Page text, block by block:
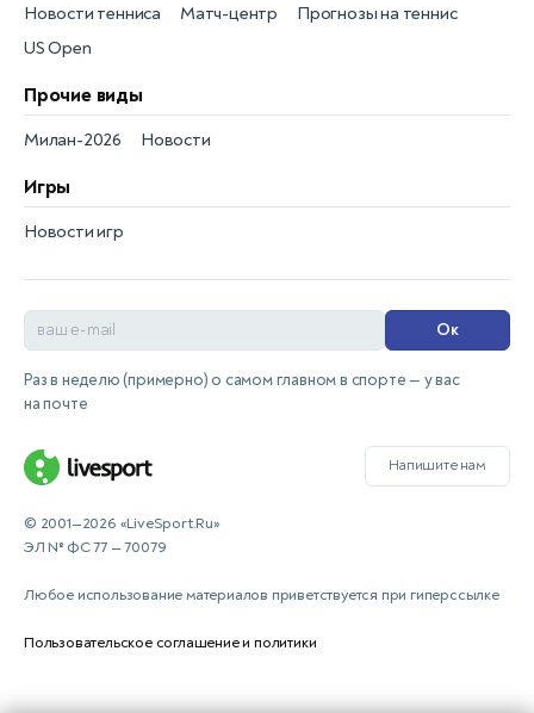
Новости тенниса
Матч-центр
Прогнозы на теннис
US Open
Прочие виды
Новости
Милан-2026
Игры
Новости игр
Ок
Раз в неделю (примерно) о самом главном в спорте — у вас
на почте
Напишите нам
© 2001—2026 «LiveSport.Ru»
ЭЛ № ФС 77 — 70079
Любое использование материалов приветствуется при гиперссылке
Пользовательское соглашение и политики